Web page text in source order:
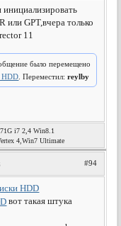
инициализировать
или GPT,вчера только
11
было перемещено
HDD . Переместил:reylby
i7 2,4 Win8.1
4,Win7 Ultimate
#94
вот такая штука